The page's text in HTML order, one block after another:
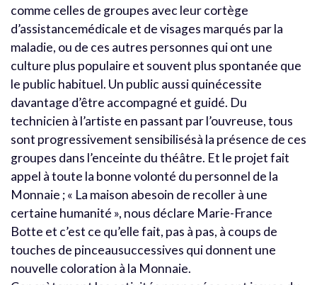
comme celles de groupes avec leur cortège
d’assistancemédicale et de visages marqués par la
maladie, ou de ces autres personnes qui ont une
culture plus populaire et souvent plus spontanée que
le public habituel. Un public aussi quinécessite
davantage d’être accompagné et guidé. Du
technicien à l’artiste en passant par l’ouvreuse, tous
sont progressivement sensibilisésà la présence de ces
groupes dans l’enceinte du théâtre. Et le projet fait
appel à toute la bonne volonté du personnel de la
Monnaie ; « La maison abesoin de recoller à une
certaine humanité », nous déclare Marie-France
Botte et c’est ce qu’elle fait, pas à pas, à coups de
touches de pinceausuccessives qui donnent une
nouvelle coloration à la Monnaie.